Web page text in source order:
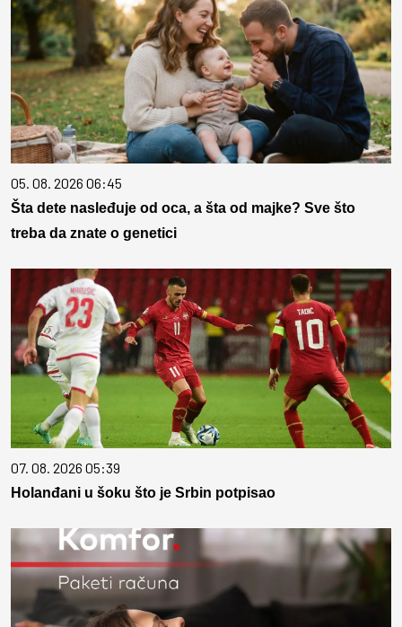
05. 08. 2026 06:45
Šta dete nasleđuje od oca, a šta od majke? Sve što
treba da znate o genetici
07. 08. 2026 05:39
Holanđani u šoku što je Srbin potpisao